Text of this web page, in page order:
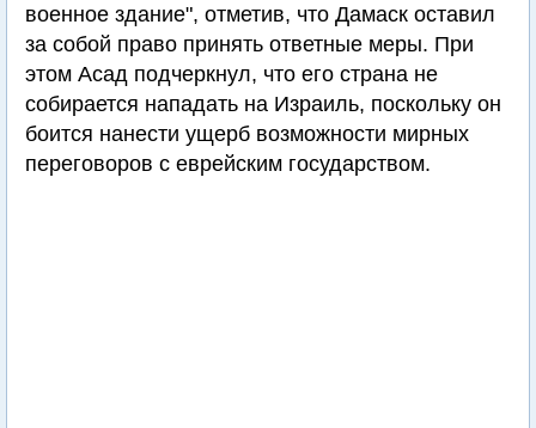
военное здание", отметив, что Дамаск оставил
за собой право принять ответные меры. При
этом Асад подчеркнул, что его страна не
собирается нападать на Израиль, поскольку он
боится нанести ущерб возможности мирных
переговоров с еврейским государством.